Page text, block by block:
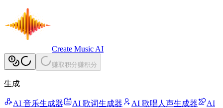
Create Music AI
赚取积分赚积分
生成
AI 音乐生成器 AI 歌词生成器 AI 歌唱人声生成器
AI